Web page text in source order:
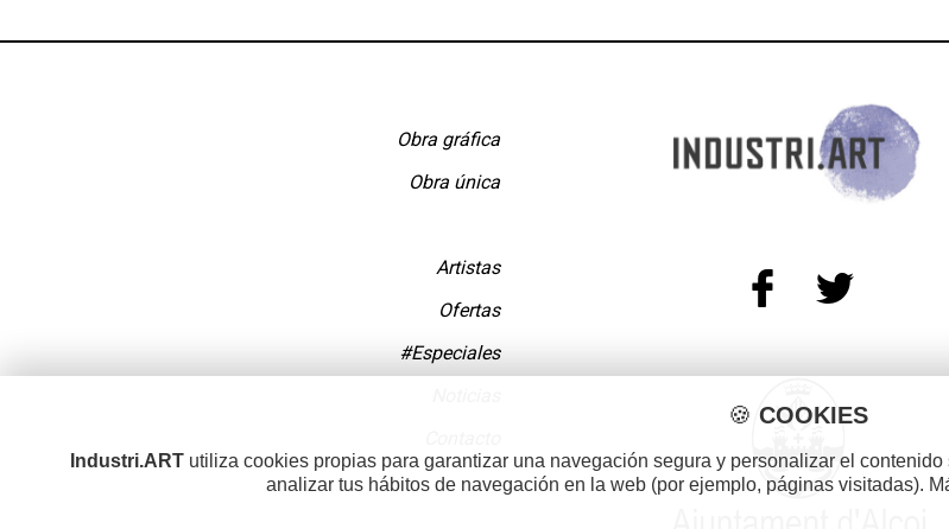
Obra gráfica
Obra única
Artistas
Ofertas
#Especiales
🍪 COOKIES
Industri.ART utiliza cookies propias para garantizar una navegación segura y personalizar el
analizar tus hábitos de navegación en la web (por ejemplo, páginas visitadas).